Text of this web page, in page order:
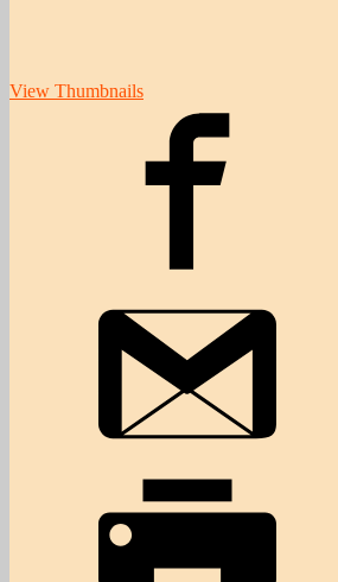
View Thumbnails